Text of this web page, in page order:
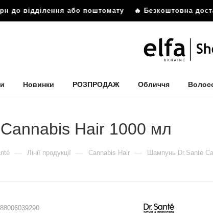
або поштомату🔥 Безкоштовна доставка від
Новинки РОЗПРОДАЖ Обличчя
Hair 1000 мл
— Лінії продукції — Cannabis Hair — Шампунь Dr.Sante